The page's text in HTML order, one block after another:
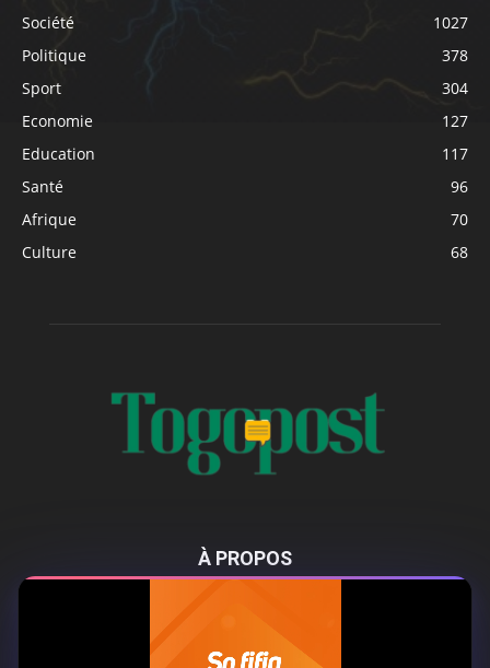
Société
1027
Politique
378
Sport
304
Economie
127
Education
117
Santé
96
Afrique
70
Culture
68
À PROPOS
Tel : +228 98 42 82 18